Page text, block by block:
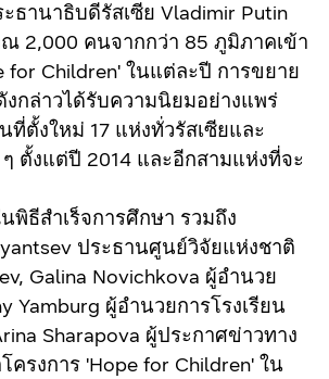
ธานาธิบดีรัสเซีย Vladimir Putin
2,000 คนจากกว่า 85 ภูมิภาคเข้า
for Children' ในแต่ละปี การขยาย
กล่าวได้รับความนิยมอย่างแพร่
ที่ตั้งใหม่ 17 แห่งทั่วรัสเซียและ
ๆ ตั้งแต่ปี 2014 และอีกสามแห่งที่จะ
พิธีสำเร็จการศึกษา รวมถึง
ประธานศูนย์วิจัยแห่งชาติ
Galina Novichkova ผู้อำนวย
Yamburg ผู้อำนวยการโรงเรียน
Sharapova ผู้ประกาศข่าวทาง
รงการ 'Hope for Children' ใน